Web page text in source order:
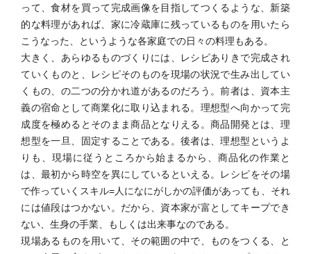
って、食材を買って完成画像を目指してつくるような、新築
的な料理があれば、家に冷蔵庫に残っているものを用いたら
こうなった、というような各家庭での日々の料理もある。
大きく、あらゆるものづくりには、レシピありきで完成され
ていくものと、レシピそのものを現場の状況で生み出してい
くもの、の二つの分かれ道があるのだろう。前者は、資本主
義の宿命として商業化に取り込まれる。理想型へ向かって完
成度を極めるとそのまま商品となりえる。商品開発とは、理
想型を一旦、固定することである。後者は、理想型というよ
りも、現場に従うところから始まるから、商品化の作業と
は、最初から時空を異にしているといえる。レシピをその場
で作っていくスキル=人になにがしかの評価があっても、それ
には値段はつかない。だから、資本家が富としてキープでき
ない、生身の手業、もしくは出来事なのである。
現場あるものを用いて、その範囲の中で、ものをつくる、と